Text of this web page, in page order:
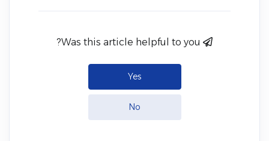
Was this article helpful to you?
Yes
No